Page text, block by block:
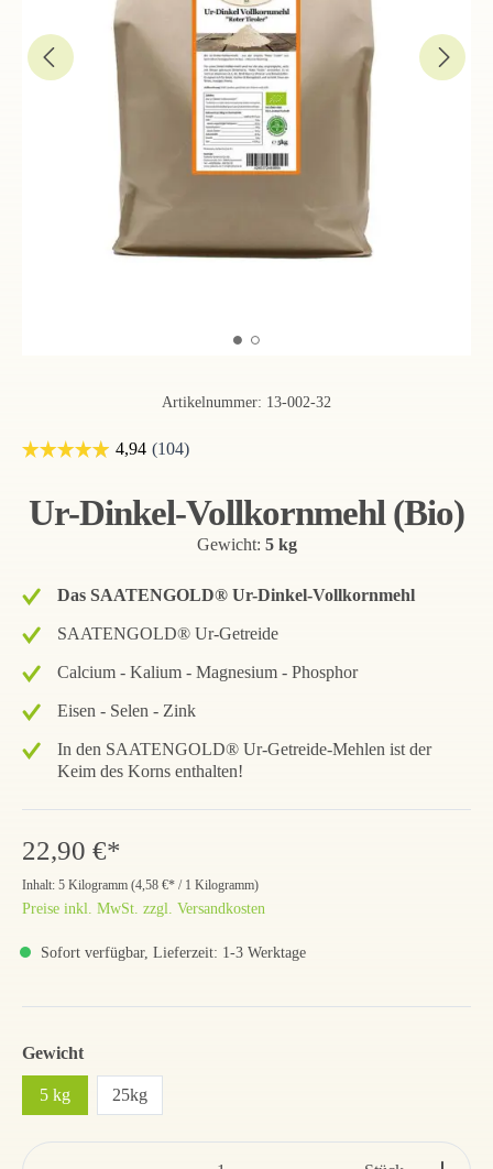
Artikelnummer: 13-002-32
Ur-Dinkel-Vollkornmehl (Bio)
Gewicht: 5 kg
Das SAATENGOLD® Ur-Dinkel-Vollkornmehl
SAATENGOLD® Ur-Getreide
Calcium - Kalium - Magnesium - Phosphor
Eisen - Selen - Zink
In den SAATENGOLD® Ur-Getreide-Mehlen ist der
Keim des Korns enthalten!
22,90 €*
Inhalt: 5 Kilogramm (4,58 €* / 1 Kilogramm)
Preise inkl. MwSt. zzgl. Versandkosten
Sofort verfügbar, Lieferzeit: 1-3 Werktage
Gewicht
5 kg 25kg